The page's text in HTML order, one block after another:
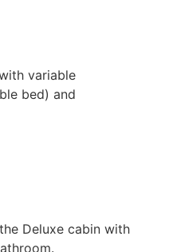
variable
bed) and
Deluxe cabin with